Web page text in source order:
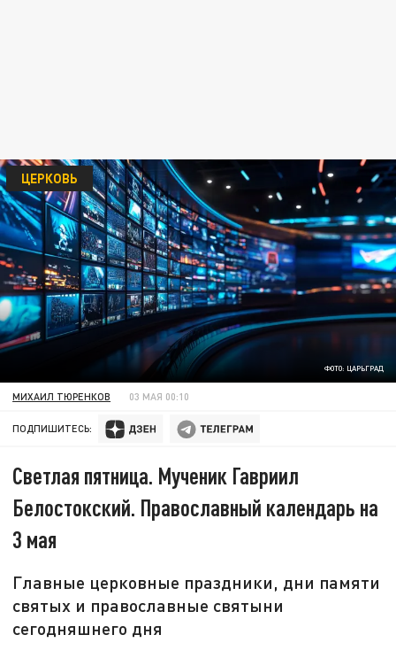
ФОТО: ЦАРЬГРАД
ЦЕРКОВЬ
МИХАИЛ ТЮРЕНКОВ 03 МАЯ 00:10
ПОДПИШИТЕСЬ:
Светлая пятница. Мученик Гавриил
Белостокский. Православный календарь на
3 мая
Главные церковные праздники, дни памяти
святых и православные святыни
сегодняшнего дня